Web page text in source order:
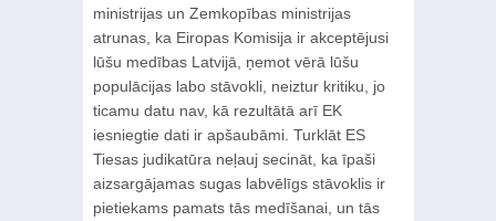
ministrijas un Zemkopības ministrijas
atrunas, ka Eiropas Komisija ir akceptējusi
lūšu medības Latvijā, ņemot vērā lūšu
populācijas labo stāvokli, neiztur kritiku, jo
ticamu datu nav, kā rezultātā arī EK
iesniegtie dati ir apšaubāmi. Turklāt ES
Tiesas judikatūra neļauj secināt, ka īpaši
aizsargājamas sugas labvēlīgs stāvoklis ir
pietiekams pamats tās medīšanai, un tās